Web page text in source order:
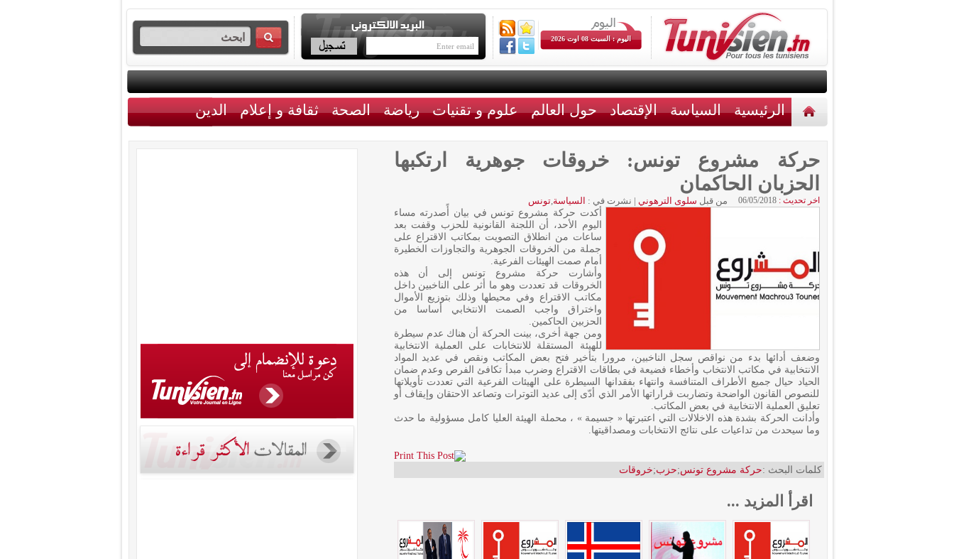
اليوم : السبت 08 اوت 2026
الرئيسية السياسة الإقتصاد حول العالم علوم و تقنيات رياضة الصحة ثقافة و إعلام الدين
حركة مشروع تونس: خروقات جوهرية ارتكبها
الحزبان الحاكمان
اخر تحديث : 06/05/2018 من قبل سلوى الترهوني | نشرت في : السياسة,تونس
أكدت حركة مشروع تونس في بيان أًصدرته مساء
اليوم الأحد، أن اللجنة القانونية للحزب وقفت بعد
ساعات من انطلاق التصويت بمكاتب الاقتراع على
جملة من الخروقات الجوهرية والتجاوزات الخطيرة
أمام صمت الهيئات الفرعية.
وأشارت حركة مشروع تونس إلى أن هذه
الخروقات قد تعددت وهو ما أثر على الناخبين داخل
مكاتب الاقتراع وفي محيطها وذلك بتوزيع الأموال
واختراق واجب الصمت الانتخابي أساسا من
الحزبين الحاكمين.
ومن جهة أخرى، بينت الحركة أن هناك عدم سيطرة
للهيئة المستقلة للانتخابات على العملية الانتخابية
وضعف أدائها بدء من نواقص سجل الناخبين، مرورا بتأخير فتح بعض المكاتب ونقص في عديد المواد
الانتخابية في مكاتب الانتخاب وأخطاء فضيعة في بطاقات الاقتراع وضرب مبدأ تكافئ الفرص وعدم ضمان
الحياد حيال جميع الأطراف المتنافسة وانتهاء بفقدانها السيطرة على الهيئات الفرعية التي تعددت تأويلاتها
للنصوص القانون الواضحة وتضاربت قراراتها الأمر الذي أدّى إلى عديد التوترات وتصاعد الاحتقان وإيقاف أو
تعليق العملية الانتخابية في بعض المكاتب.
وأدانت الحركة بشدة هذه الاخلالات التي اعتبرتها « جسيمة » ، محملة الهيئة العليا كامل مسؤولية ما حدث
وما سيحدث من تداعيات على نتائج الانتخابات ومصداقيتها.
كلمات البحث :حركة مشروع تونس;حزب;خروقات
اقرأ المزيد ...